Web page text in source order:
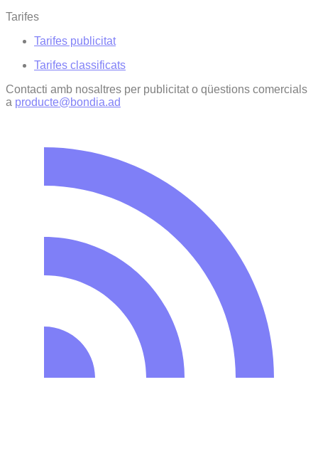
Tarifes
Tarifes publicitat
Tarifes classificats
Contacti amb nosaltres per publicitat o qüestions comercials
a producte@bondia.ad